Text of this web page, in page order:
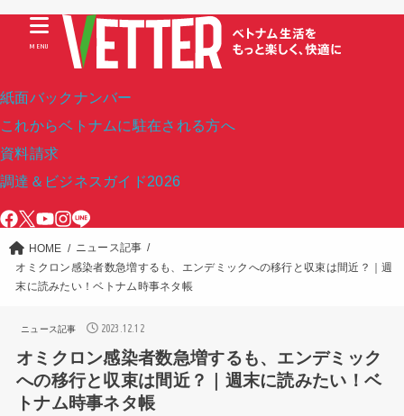
紙面バックナンバー
これからベトナムに駐在される方へ
資料請求
調達＆ビジネスガイド2026
MENU
HOME
ニュース記事
オミクロン感染者数急増するも、エンデミックへの移行と収束は間近？｜週
末に読みたい！ベトナム時事ネタ帳
ニュース記事 2023.12.12
オミクロン感染者数急増するも、エンデミック
への移行と収束は間近？｜週末に読みたい！ベ
トナム時事ネタ帳